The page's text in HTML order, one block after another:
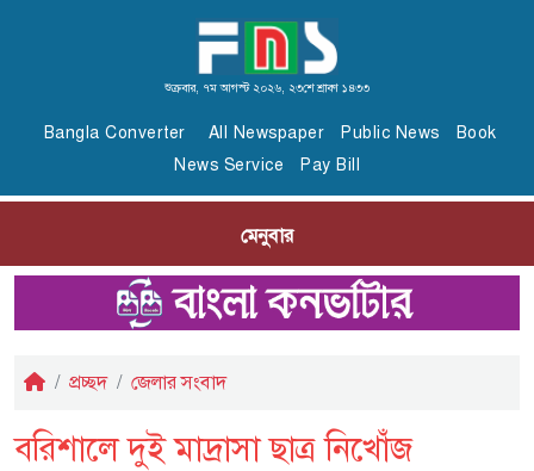
শুক্রবার, ৭ম আগস্ট ২০২৬, ২৩শে শ্রাবণ ১৪৩৩
Bangla Converter All Newspaper Public News
Book
News Service
Pay Bill
মেনুবার
প্রচ্ছদ জেলার সংবাদ
বরিশালে দুই মাদ্রাসা ছাত্র নিখোঁজ